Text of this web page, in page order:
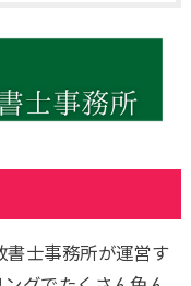
書士事務所が運営す